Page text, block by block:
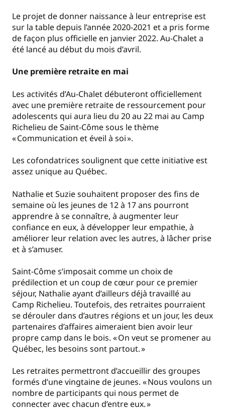
Le projet de donner naissance à leur entreprise est
sur la table depuis l’année 2020-2021 et a pris forme
de façon plus officielle en janvier 2022. Au-Chalet a
été lancé au début du mois d’avril.
Une première retraite en mai
Les activités d’Au-Chalet débuteront officiellement
avec une première retraite de ressourcement pour
adolescents qui aura lieu du 20 au 22 mai au Camp
Richelieu de Saint-Côme sous le thème
« Communication et éveil à soi ».
Les cofondatrices soulignent que cette initiative est
assez unique au Québec.
Nathalie et Suzie souhaitent proposer des fins de
semaine où les jeunes de 12 à 17 ans pourront
apprendre à se connaître, à augmenter leur
confiance en eux, à développer leur empathie, à
améliorer leur relation avec les autres, à lâcher prise
et à s’amuser.
Saint-Côme s’imposait comme un choix de
prédilection et un coup de cœur pour ce premier
séjour, Nathalie ayant d’ailleurs déjà travaillé au
Camp Richelieu. Toutefois, des retraites pourraient
se dérouler dans d’autres régions et un jour, les deux
partenaires d’affaires aimeraient bien avoir leur
propre camp dans le bois. « On veut se promener au
Québec, les besoins sont partout. »
Les retraites permettront d’accueillir des groupes
formés d’une vingtaine de jeunes. « Nous voulons un
nombre de participants qui nous permet de
connecter avec chacun d’entre eux. »